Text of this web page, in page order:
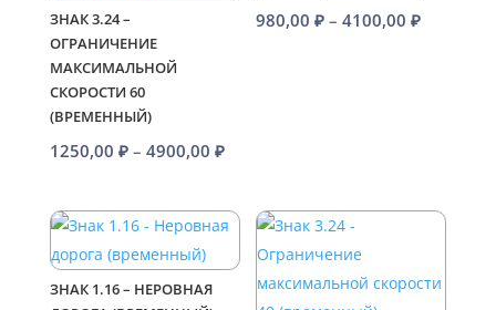
ЗНАК 3.24 –
ОГРАНИЧЕНИЕ
МАКСИМАЛЬНОЙ
СКОРОСТИ 60
(ВРЕМЕННЫЙ)
1250,00 ₽ – 4900,00 ₽Диапазон
1250,00 ₽
–
4900,00 ₽
980,00₽ – 4100,00₽
ЗНАК 1.16 – НЕРОВНАЯ